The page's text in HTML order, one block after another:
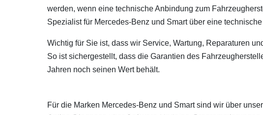
werden, wenn eine technische Anbindung zum
Spezialist für Mercedes-Benz und Smart über eine
Wichtig für Sie ist, dass wir Service, Wartung, Reparaturen
So ist sichergestellt, dass die Garantien des
Jahren noch seinen Wert behält.
Für die Marken Mercedes-Benz und Smart sind wir über